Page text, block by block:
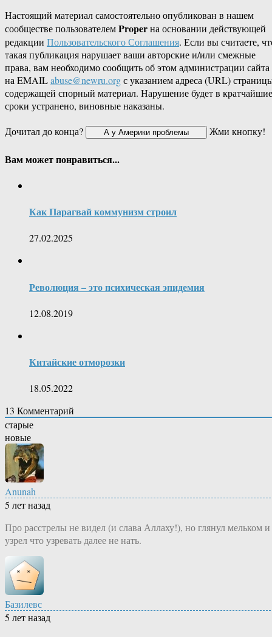
Настоящий материал самостоятельно опубликован в нашем
сообществе пользователемProperна основании действующей
редакции Пользовательского Соглашения. Если вы считаете,
такая публикация нарушает ваши авторские и/или смежные
права, вам необходимо сообщить об этом администрации сайта
на EMAILabuse@newru.orgс указанием адреса (URL)
содержащей спорный материал. Нарушение будет в кратчайшие
сроки устранено, виновные наказаны.
Дочитал до конца?
Жми кнопку!
Вам может понравиться...
Как Парагвай коммунизм строил
27.02.2025
Революция – это психическая эпидемия
12.08.2019
Китайские отморозки
18.05.2022
13 Комментарий
старые
новые
Anunah
5 лет назад
Про расстрелы не видел (и слава Аллаху!), но глянул мельком и
узрел что узревать далее не нать.
Базилевс
5 лет назад